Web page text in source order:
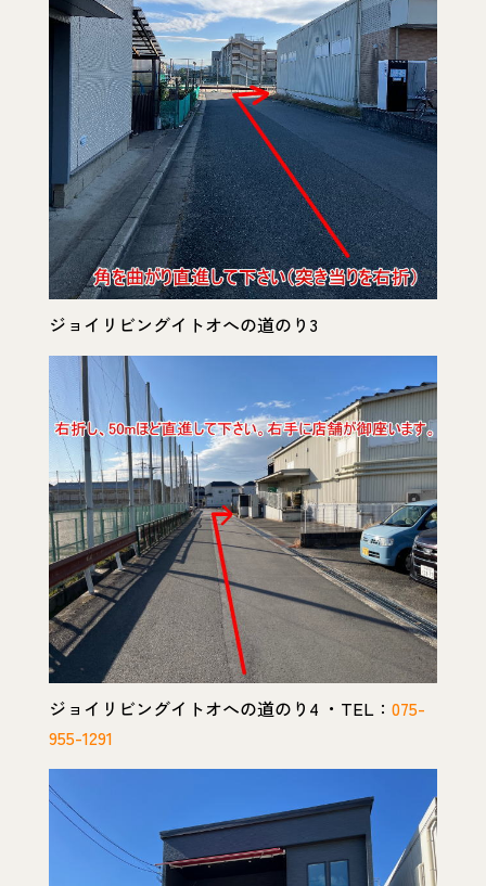
ジョイリビングイトオへの道のり3
ジョイリビングイトオへの道のり4 ・TEL： 075-
955-1291